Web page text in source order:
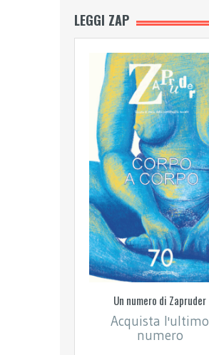
LEGGI ZAP
Un numero di Zapruder
Acquista l'ultimo
numero